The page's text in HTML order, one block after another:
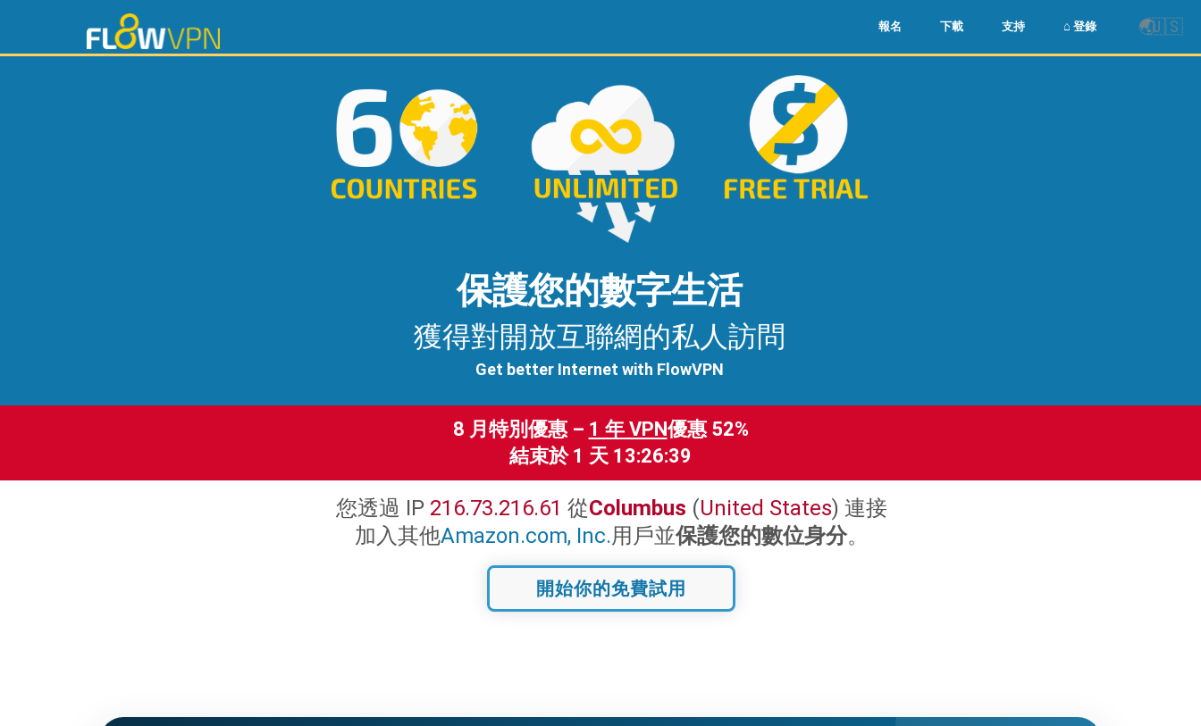
🌏🇺🇸
報名 下載 支持 ⌂ 登錄
保護您的數字生活
獲得對開放互聯網的私人訪問
Get better Internet with FlowVPN
8 月特別優惠 – 1 年 VPN優惠 52%
結束於 1 天 13:26:38
您透過 IP 216.73.216.61 從Columbus (United States) 連接
加入其他Amazon.com, Inc.用戶並保護您的數位身分。
開始你的免費試用